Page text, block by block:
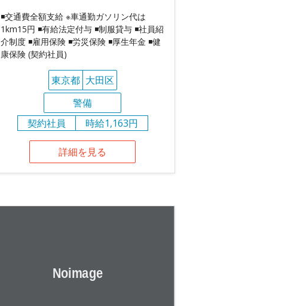
◾️交通費全額支給 ※車通勤ガソリン代は
1km15円 ◾️有給法定付与 ◾️制服貸与 ◾️社員紹
介制度 ◾️雇用保険 ◾️労災保険 ◾️厚生年金 ◾️健
康保険 (契約社員)
東京都 大田区
警備
契約社員
時給1,163円
詳細を見る